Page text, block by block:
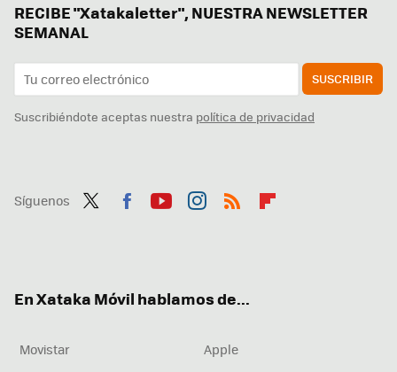
RECIBE "Xatakaletter", NUESTRA NEWSLETTER
SEMANAL
SUSCRIBIR
Suscribiéndote aceptas nuestra política de privacidad
Síguenos
En Xataka Móvil hablamos de...
Movistar
Apple